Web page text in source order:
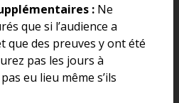
:Ne
que si l’audience a
que des preuves y ont été
pas les jours à
eu lieu même s’ils